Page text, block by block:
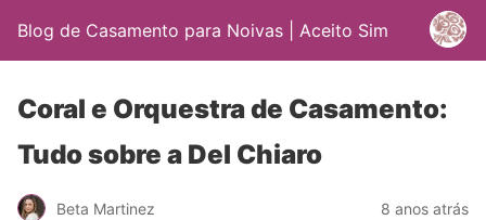
Blog de Casamento para Noivas | Aceito Sim
Coral e Orquestra de Casamento:
Tudo sobre a Del Chiaro
Beta Martinez 8 anos atrás